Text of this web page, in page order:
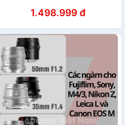
Fujifilm, Sony E, M/43 và
Canon EOS M
1.498.999 đ